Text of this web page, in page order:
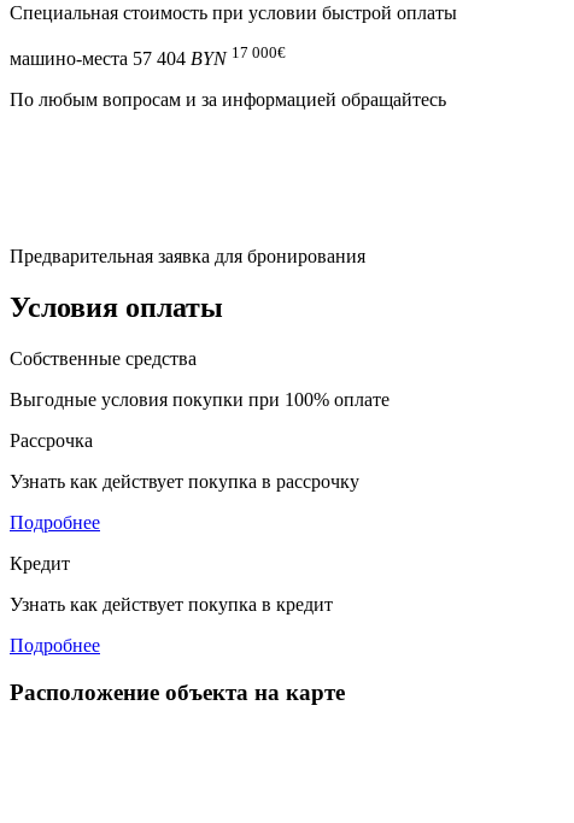
Специальная cтоимость при условии быстрой оплаты
машино-места 57 404 BYN 17 000€
По любым вопросам и за информацией обращайтесь
Предварительная заявка для бронирования
Условия оплаты
Собственные средства
Выгодные условия покупки при 100% оплате
Рассрочка
Узнать как действует покупка в рассрочку
Подробнее
Кредит
Узнать как действует покупка в кредит
Подробнее
Расположение объекта на карте